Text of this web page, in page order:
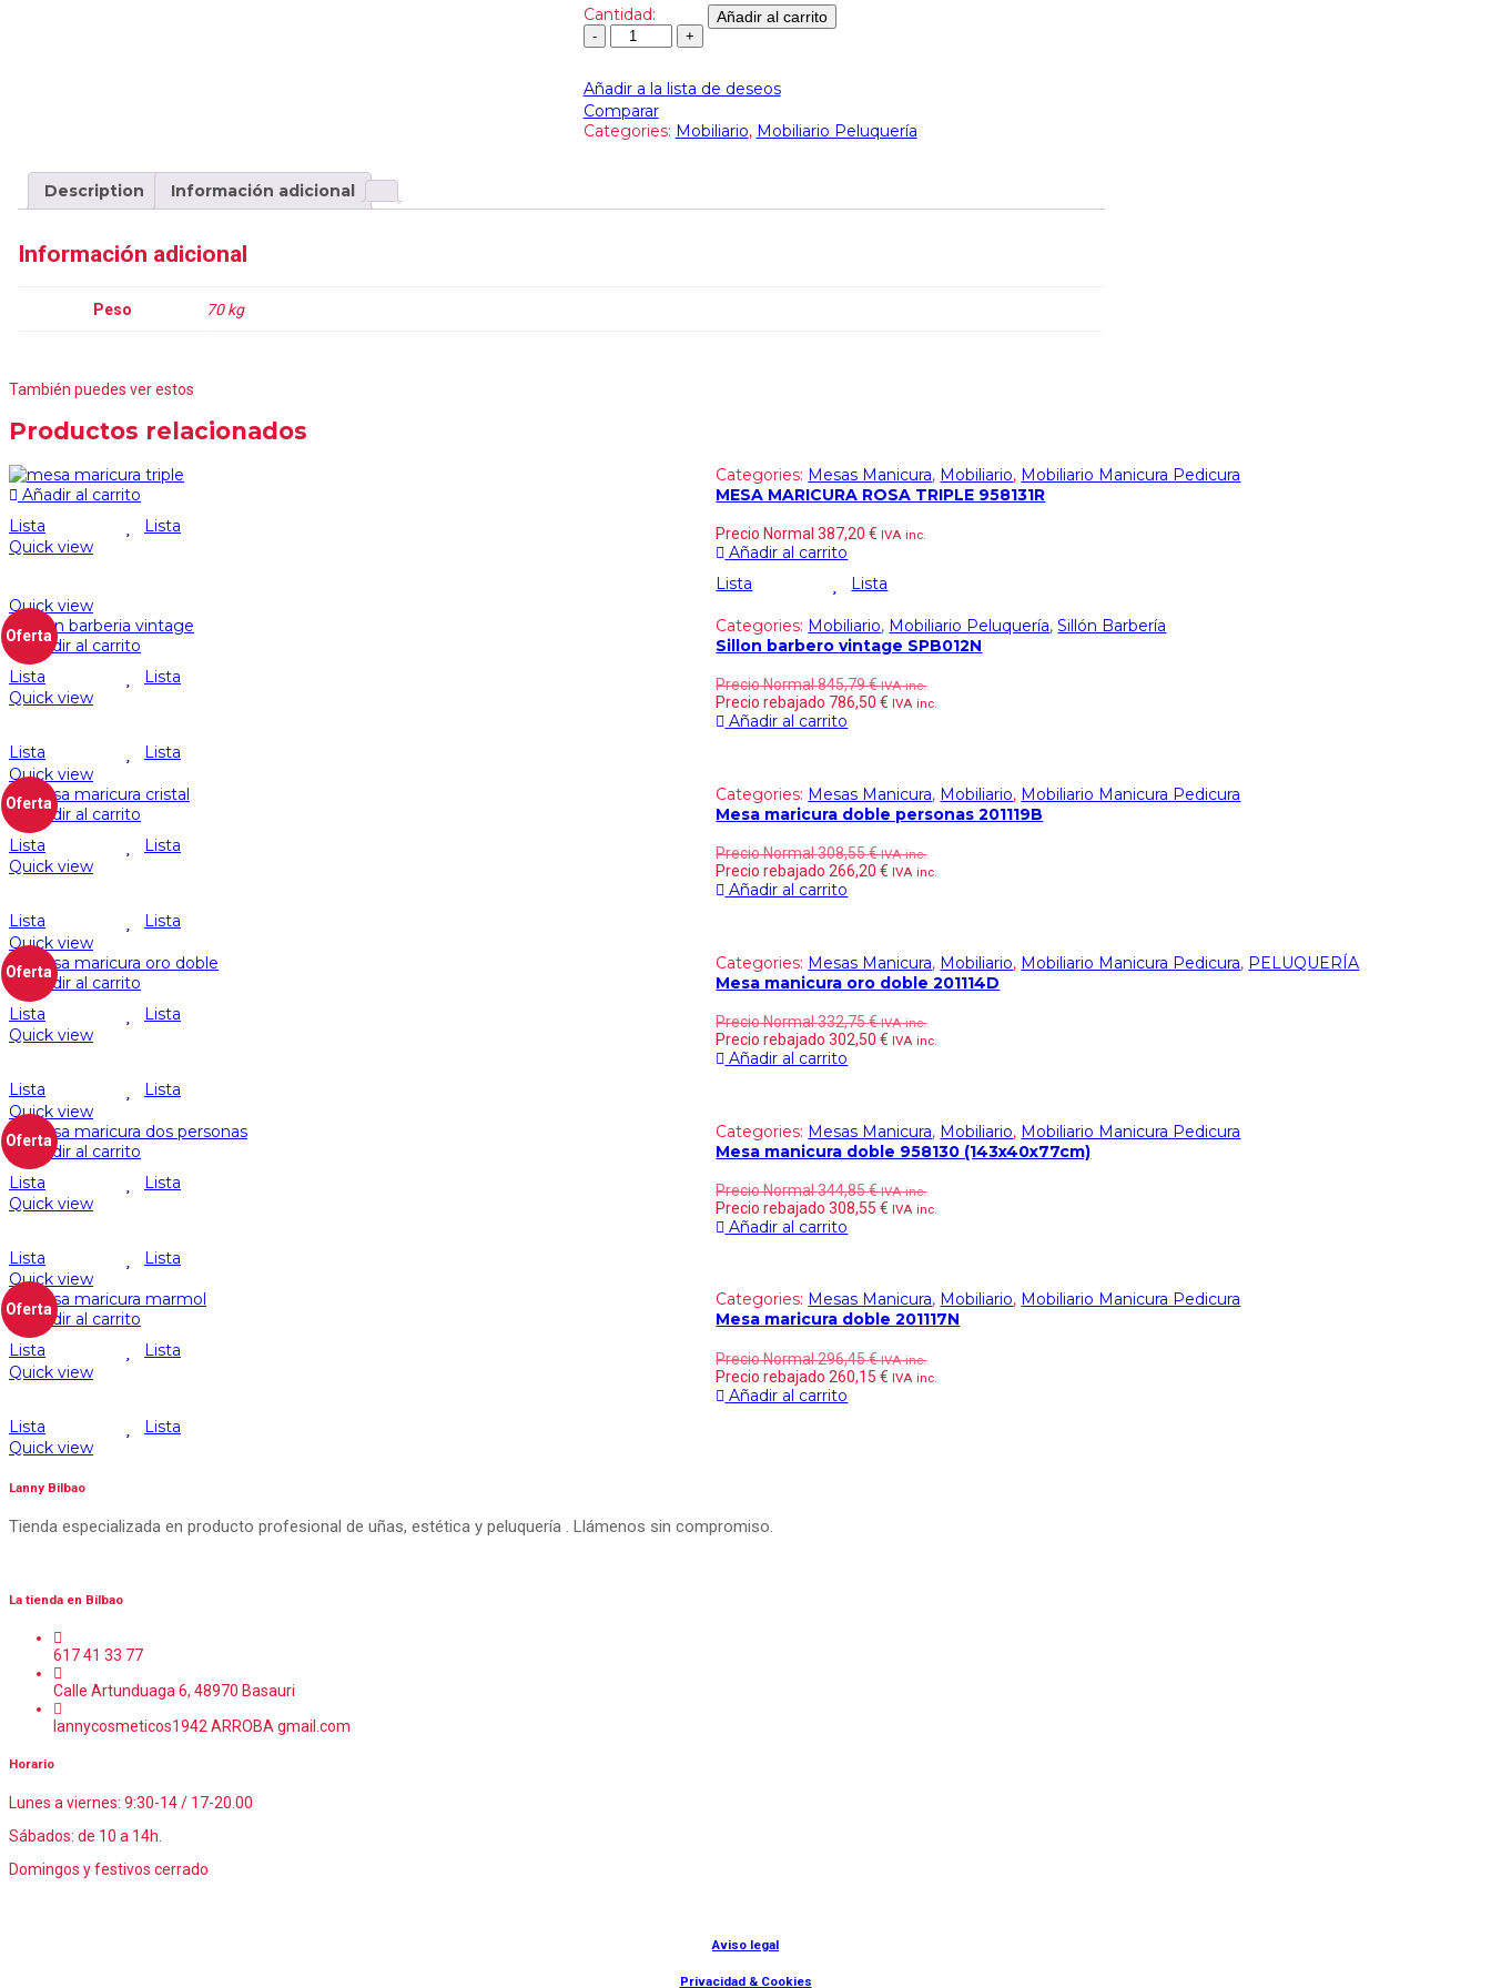
Cantidad: Añadir al carrito
Añadir a la lista de deseos
Comparar
Categories: Mobiliario, Mobiliario Peluquería
Description Información adicional
Información adicional
Peso 70 kg
También puedes ver estos
Productos relacionados
Añadir al carrito
Lista
Lista
Quick view
Categories: Mesas Manicura, Mobiliario, Mobiliario Manicura Pedicura
MESA MARICURA ROSA TRIPLE 958131R
Precio Normal387,20€ IVA inc.
Añadir al carrito
Lista
Lista
Quick view
Oferta
Añadir al carrito
Lista
Lista
Quick view
Categories: Mobiliario, Mobiliario Peluquería,Sillón Barbería
Sillon barbero vintage SPB012N
Precio Normal845,79€ IVA inc.
Precio rebajado 786,50€ IVA inc.
Añadir al carrito
Lista
Lista
Quick view
Oferta
Añadir al carrito
Lista
Lista
Quick view
Categories: Mesas Manicura, Mobiliario, Mobiliario Manicura Pedicura
Mesa maricura doble personas 201119B
Precio Normal308,55€ IVA inc.
Precio rebajado266,20€ IVA inc.
Añadir al carrito
Lista
Lista
Quick view
Oferta
Añadir al carrito
Lista
Lista
Quick view
Categories: Mesas Manicura, Mobiliario, Mobiliario Manicura Pedicura, PELUQUERÍA
Mesa manicura oro doble 201114D
Precio Normal332,75€ IVA inc.
Precio rebajado302,50€ IVA inc.
Añadir al carrito
Lista
Lista
Quick view
Oferta
Añadir al carrito
Lista
Lista
Quick view
Categories: Mesas Manicura, Mobiliario, Mobiliario Manicura Pedicura
Mesa manicura doble 958130 (143x40x77cm)
Precio Normal344,85€ IVA inc.
Precio rebajado308,55€ IVA inc.
Añadir al carrito
Lista
Lista
Quick view
Oferta
Añadir al carrito
Lista
Lista
Quick view
Categories: Mesas Manicura, Mobiliario, Mobiliario Manicura Pedicura
Mesa maricura doble 201117N
Precio Normal296,45€ IVA inc.
Precio rebajado260,15€ IVA inc.
Añadir al carrito
Lista
Lista
Quick view
Lanny Bilbao
Tienda especializada en producto profesional de uñas, estética y peluquería . Llámenos sin compromiso.
La tienda en Bilbao
617 41 33 77
Calle Artunduaga 6, 48970 Basauri
lannycosmeticos1942 ARROBA gmail.com
Horario
Lunes a viernes: 9:30-14 / 17-20.00
Sábados: de 10 a 14h.
Domingos y festivos cerrado
Aviso legal
Privacidad & Cookies